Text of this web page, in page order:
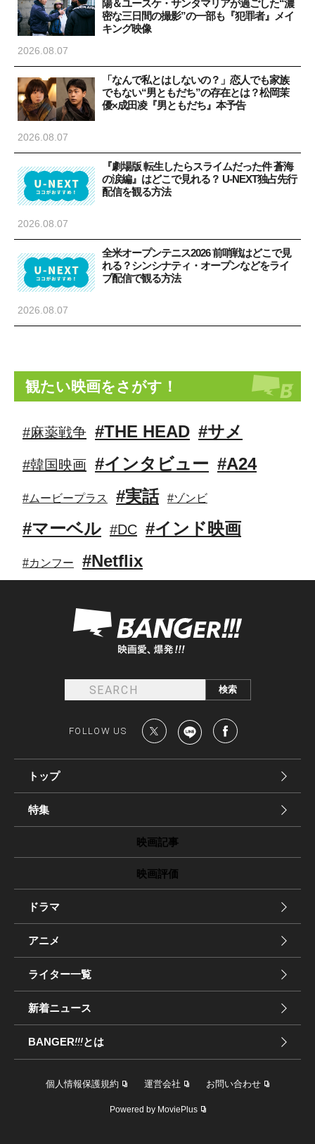
陽＆ユースケ・サンタマリアが過ごした“濃
密な三日間の撮影”の一部も『犯罪者』メイ
キング映像
2026.08.07
「なんで私とはしないの？」恋人でも家族
でもない“男ともだち”の存在とは？松岡茉
優×成田凌『男ともだち』本予告
2026.08.07
『劇場版 転生したらスライムだった件 蒼海
の涙編』はどこで見れる？ U-NEXT独占先行
配信を観る方法
2026.08.07
全米オープンテニス2026 前哨戦はどこで見
れる？シンシナティ・オープンなどをライ
ブ配信で観る方法
2026.08.07
観たい映画をさがす！
#麻薬戦争 #THE HEAD #サメ
#韓国映画 #インタビュー #A24
#ムービープラス #実話 #ゾンビ
#マーベル #DC #インド映画
#カンフー #Netflix
FOLLOW US
トップ
特集
映画記事
映画評価
ドラマ
アニメ
ライター一覧
新着ニュース
BANGER!!!とは
個人情報保護規約 運営会社 お問い合わせ
Powered by MoviePlus